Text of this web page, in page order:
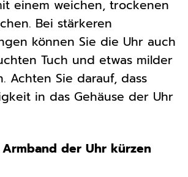
einem weichen, trockenen
Bei stärkeren
können Sie die Uhr auch
Tuch und etwas milder
Achten Sie darauf, dass
in das Gehäuse der Uhr
der Uhr kürzen